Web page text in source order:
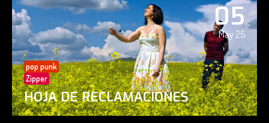
05
May 25
pop punk
Zipper
HOJA DE RECLAMACIONES